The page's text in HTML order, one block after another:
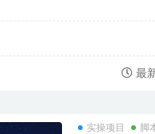
最
实操项目 脚